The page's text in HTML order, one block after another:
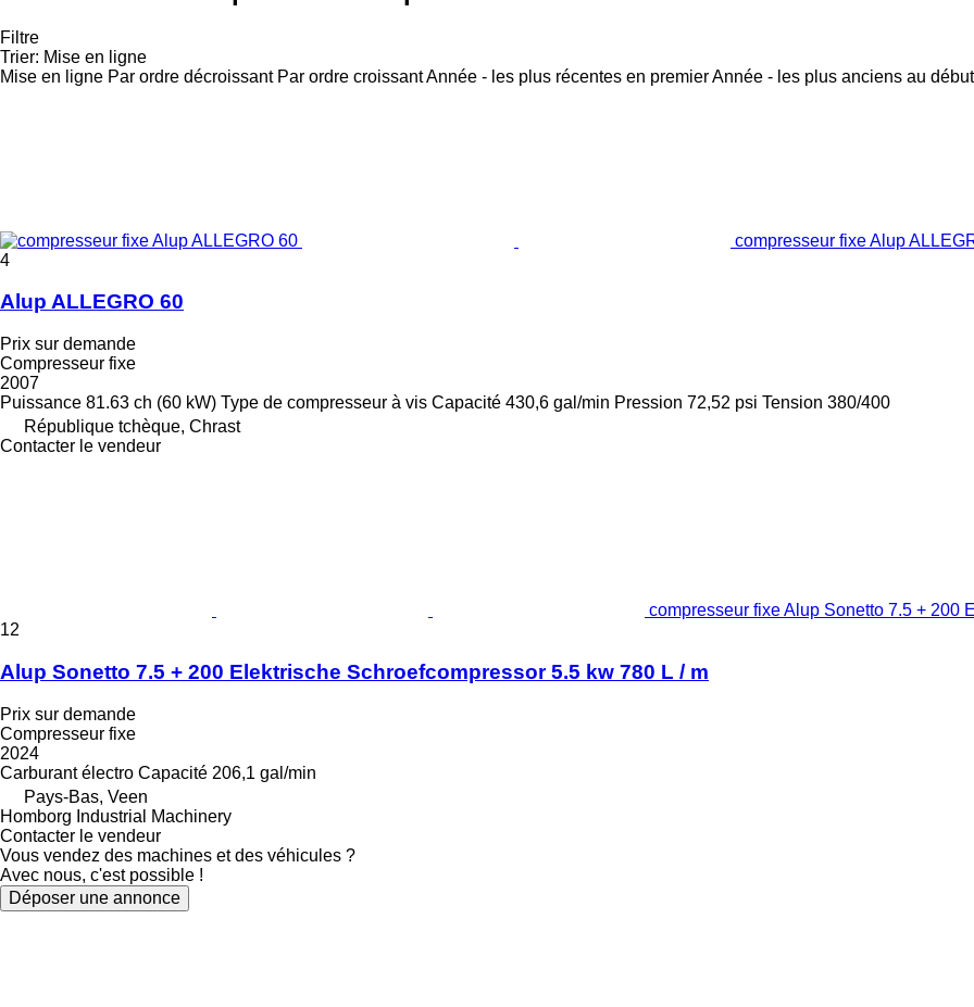
Filtre
Trier: Mise en ligne
Mise en ligne Par ordre décroissant Par ordre croissantAnnée - les plus récentes en premierAnnée - les plus anciens au début
compresseur fixe Alup
4
Alup ALLEGRO 60
Prix sur demande
Compresseur fixe
2007
Puissance 81.63 ch (60 kW) Type de compresseur à vis Capacité 430,6 gal/min Pression 72,52 psi Tension 380/400
République tchèque, Chrast
Contacter le vendeur
compresseur fixe Alup Sonetto 7.5 + 200
12
Alup Sonetto 7.5 + 200 Elektrische Schroefcompressor 5.5 kw 780 L / m
Prix sur demande
Compresseur fixe
2024
Carburant électro Capacité 206,1 gal/min
Pays-Bas, Veen
Homborg Industrial Machinery
Contacter le vendeur
Vous vendez des machines et des véhicules ?
Avec nous, c'est possible !
Déposer une annonce